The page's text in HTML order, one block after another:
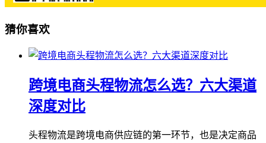
猜你喜欢
跨境电商头程物流怎么选？六大渠道
深度对比
头程物流是跨境电商供应链的第一环节，也是决定商品